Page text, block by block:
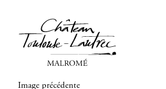
Image précédente